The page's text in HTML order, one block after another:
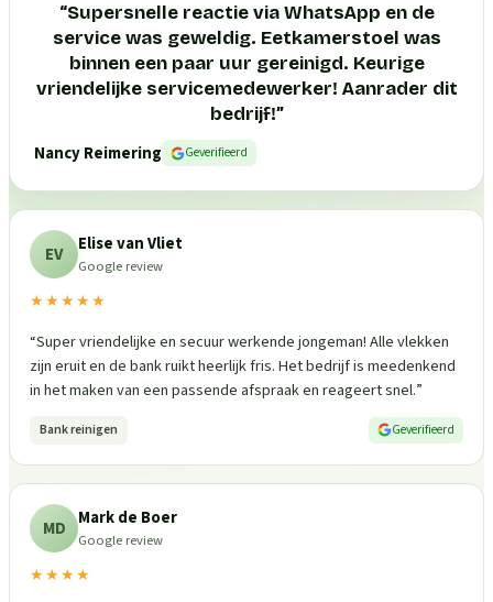
“Supersnelle reactie via WhatsApp en de
service was geweldig. Eetkamerstoel was
binnen een paar uur gereinigd. Keurige
vriendelijke servicemedewerker! Aanrader dit
bedrijf!”
Nancy Reimering
Geverifieerd
EV Elise van Vliet
Google review
★★★★★
“Super vriendelijke en secuur werkende jongeman! Alle vlekken
zijn eruit en de bank ruikt heerlijk fris. Het bedrijf is meedenkend
in het maken van een passende afspraak en reageert snel.”
Bank reinigen Geverifieerd
MD Mark de Boer
Google review
★★★★